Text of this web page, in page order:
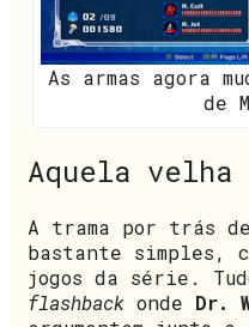
As armas agora
de
Aquela
A trama por trás de
bastante simples,
jogos da série. Tudo
flashback onde Dr.